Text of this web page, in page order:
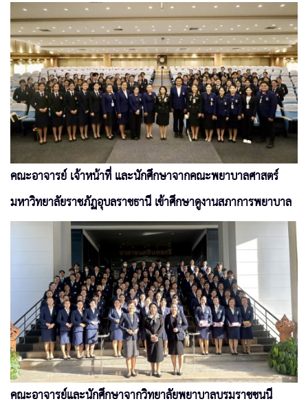
คณะอาจารย์ เจ้าหน้าที่ และนักศึกษาจากคณะพยาบาลศาสตร์
มหาวิทยาลัยราชภัฏอุบลราชธานี เข้าศึกษาดูงานสภาการพยาบาล
คณะอาจารย์และนักศึกษาจากวิทยาลัยพยาบาลบรมราชชนนี